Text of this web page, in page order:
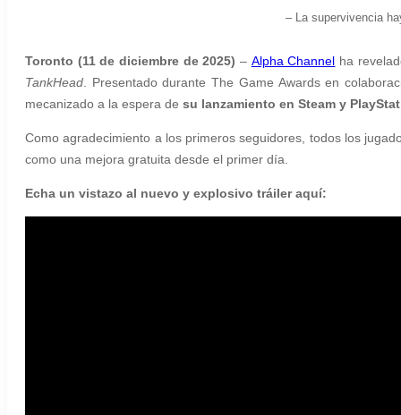
– La supervivencia
Toronto (11 de diciembre de 2025) – Alpha Channel ha
TankHead . Presentado durante The Game Awards en
mecanizado a la espera de su lanzamiento en Steam y
Como agradecimiento a los primeros seguidores, todos los
como una mejora gratuita desde el primer día.
Echa un vistazo al nuevo y explosivo tráiler aquí: